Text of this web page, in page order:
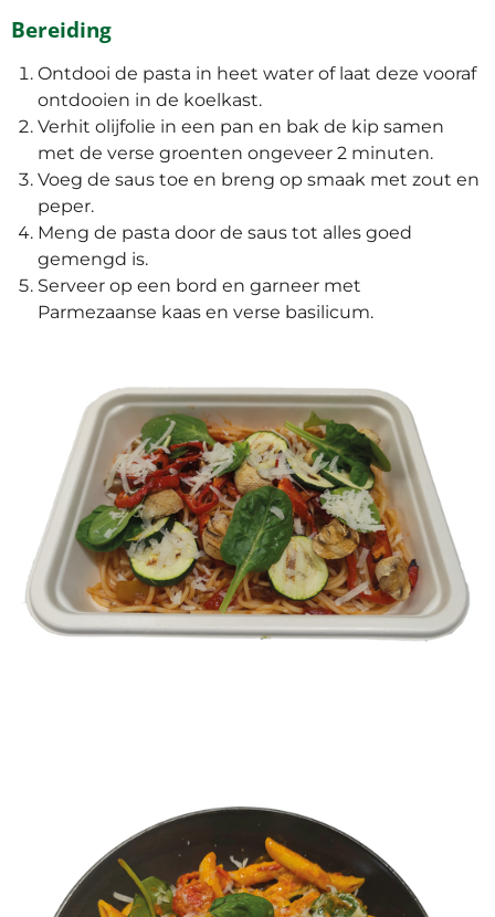
Bereiding
Ontdooi de pasta in heet water of laat deze vooraf
ontdooien in de koelkast.
Verhit olijfolie in een pan en bak de kip samen
met de verse groenten ongeveer 2 minuten.
Voeg de saus toe en breng op smaak met zout en
peper.
Meng de pasta door de saus tot alles goed
gemengd is.
Serveer op een bord en garneer met
Parmezaanse kaas en verse basilicum.